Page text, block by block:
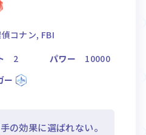
コナン, FBI
2 パワー
10000
ー
の効果に選ばれない。